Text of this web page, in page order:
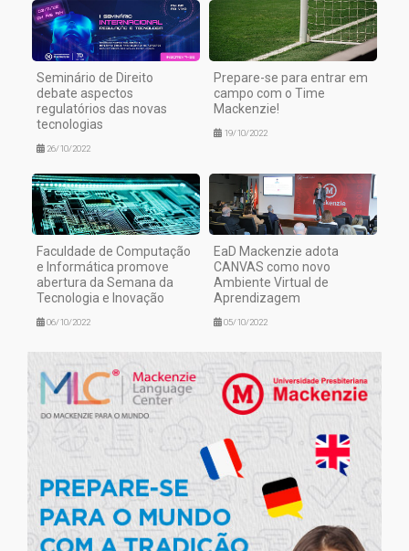
Seminário de Direito
debate aspectos
regulatórios das novas
tecnologias
26/10/2022
Prepare-se para entrar em
campo com o Time
Mackenzie!
19/10/2022
Faculdade de Computação
e Informática promove
abertura da Semana da
Tecnologia e Inovação
06/10/2022
EaD Mackenzie adota
CANVAS como novo
Ambiente Virtual de
Aprendizagem
05/10/2022